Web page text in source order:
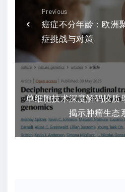
Previous
癌症不分年龄：欧洲
症挑战与对策
单细胞技术深度解码胶质
揭示肿瘤生态